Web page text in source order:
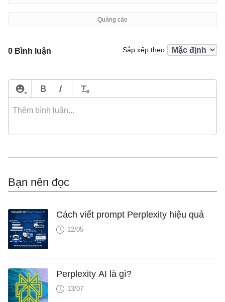
0 Bình luận Sắp xếp theo
Bạn nên đọc
Cách viết prompt Perplexity hiệu quả
12/05
Perplexity AI là gì?
13/07